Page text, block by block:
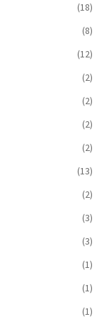
(18)
(8)
(12)
(2)
(2)
(2)
(2)
(13)
(2)
(3)
(3)
(1)
(1)
(1)